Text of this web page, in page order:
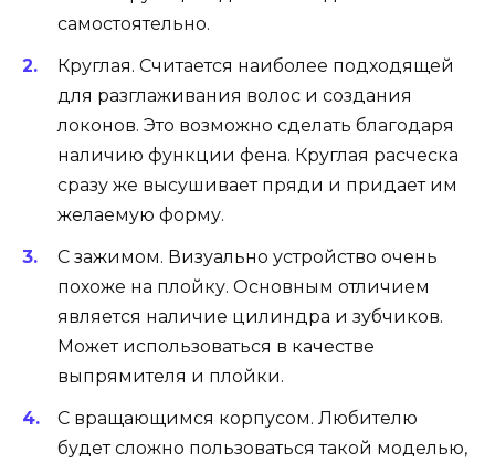
самостоятельно.
Круглая. Считается наиболее подходящей
для разглаживания волос и создания
локонов. Это возможно сделать благодаря
наличию функции фена. Круглая расческа
сразу же высушивает пряди и придает им
желаемую форму.
С зажимом. Визуально устройство очень
похоже на плойку. Основным отличием
является наличие цилиндра и зубчиков.
Может использоваться в качестве
выпрямителя и плойки.
С вращающимся корпусом. Любителю
будет сложно пользоваться такой моделью,